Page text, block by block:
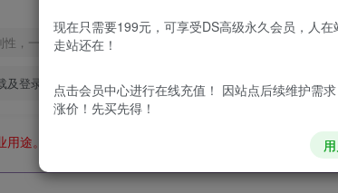
，一经出售不予退款，购买如有疑问请及时联系站长QQ：
登录回复下载，都为免费资源，积分只需签到就可以获得！
途。如有侵权、不妥之处，请第一时间联系我们删除！ Q
现在只需要199元，可享受DS高级永久会员，人在
走站还在！
点击会员中心进行在线充值！ 因站点后续维护需
涨价！先买先得！